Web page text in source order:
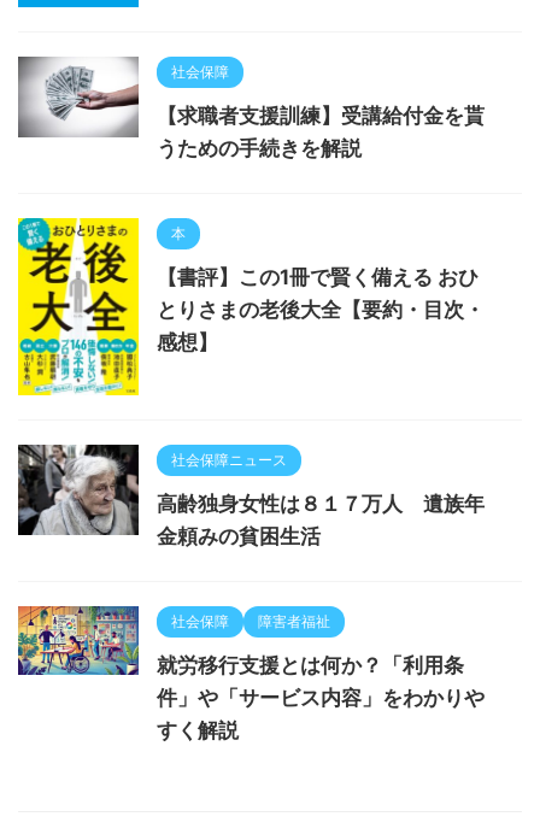
社会保障
【求職者支援訓練】受講給付金を貰
うための手続きを解説
本
【書評】この1冊で賢く備える おひ
とりさまの老後大全【要約・目次・
感想】
社会保障ニュース
高齢独身女性は８１７万人 遺族年
金頼みの貧困生活
社会保障 障害者福祉
就労移行支援とは何か？「利用条
件」や「サービス内容」をわかりや
すく解説